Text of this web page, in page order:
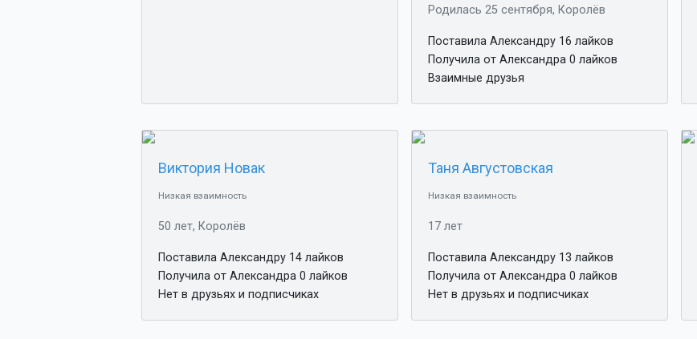
Родилась 25 сентября, Королёв
Поставила Александру 16 лайков
Получила от Александра 0 лайков
Взаимные друзья
Виктория Новак
Низкая взаимность
50 лет, Королёв
Поставила Александру 14 лайков
Получила от Александра 0 лайков
Нет в друзьях и подписчиках
Таня Августовская
Низкая взаимность
17 лет
Поставила Александру 13 лайков
Получила от Александра 0 лайков
Нет в друзьях и подписчиках